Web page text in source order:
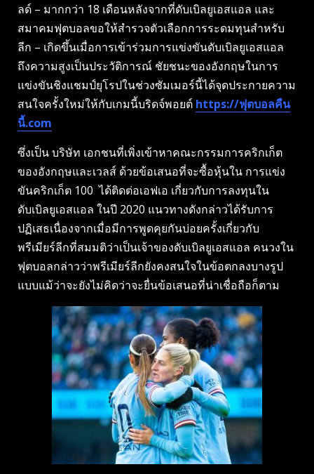
ลด์ – มากกว่า 18 เดือนหลังจากที่ดับเบิลยูเอสแอล และ
สมาคมฟุตบอลขอให้สํารวจตัวเลือกการระดมทุนสําหรับ
ลีก – เกิดขึ้นเมื่อการเข้าร่วมการแข่งขันดับเบิลยูเอสแอล
ถึงความสูงเป็นประวัติการณ์ ชัยชนะของอังกฤษในการ
แข่งขันชิงแชมป์ยุโรปในช่วงซัมเมอร์นี้ได้จุดประกายความ
สนใจครั้งใหม่ให้กับเกมนี้บริดจ์พอยต์ https://ฟุตบอลคืน
นี้.com
ซึ่งเป็น บริษัท เอกชนที่เพิ่งเข้าหาคณะกรรมการคริกเก็ต
ของอังกฤษและเวลส์ ด้วยข้อเสนอที่จะซื้อหุ้นใน การแข่ง
ขันคริกเก็ต 100 ได้ติดต่อเอฟเอ เกี่ยวกับการลงทุนใน
ดับเบิลยูเอสแอล ในปี 2020 แนวทางดังกล่าวได้รับการ
ปฏิเสธเนื่องจากเมื่อมีการพูดคุยกันบ่อยครั้งเกี่ยวกับ
พรีเมียร์ลีกที่สมมติว่าเป็นเจ้าของดับเบิลยูเอสแอล คนวงใน
ฟุตบอลกล่าวว่าพรีเมียร์ลีกยังคงสนใจในข้อตกลงบางรูป
แบบแม้ว่าจะยังไม่คิดว่าจะยื่นข้อเสนอที่น่าเชื่อถือก็ตาม